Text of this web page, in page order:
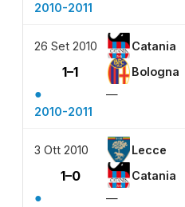
2010-2011
26 Set 2010 Catania
1–1 Bologna
●
—
2010-2011
3 Ott 2010 Lecce
1–0 Catania
●
—